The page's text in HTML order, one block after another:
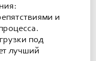
и
под
лучший